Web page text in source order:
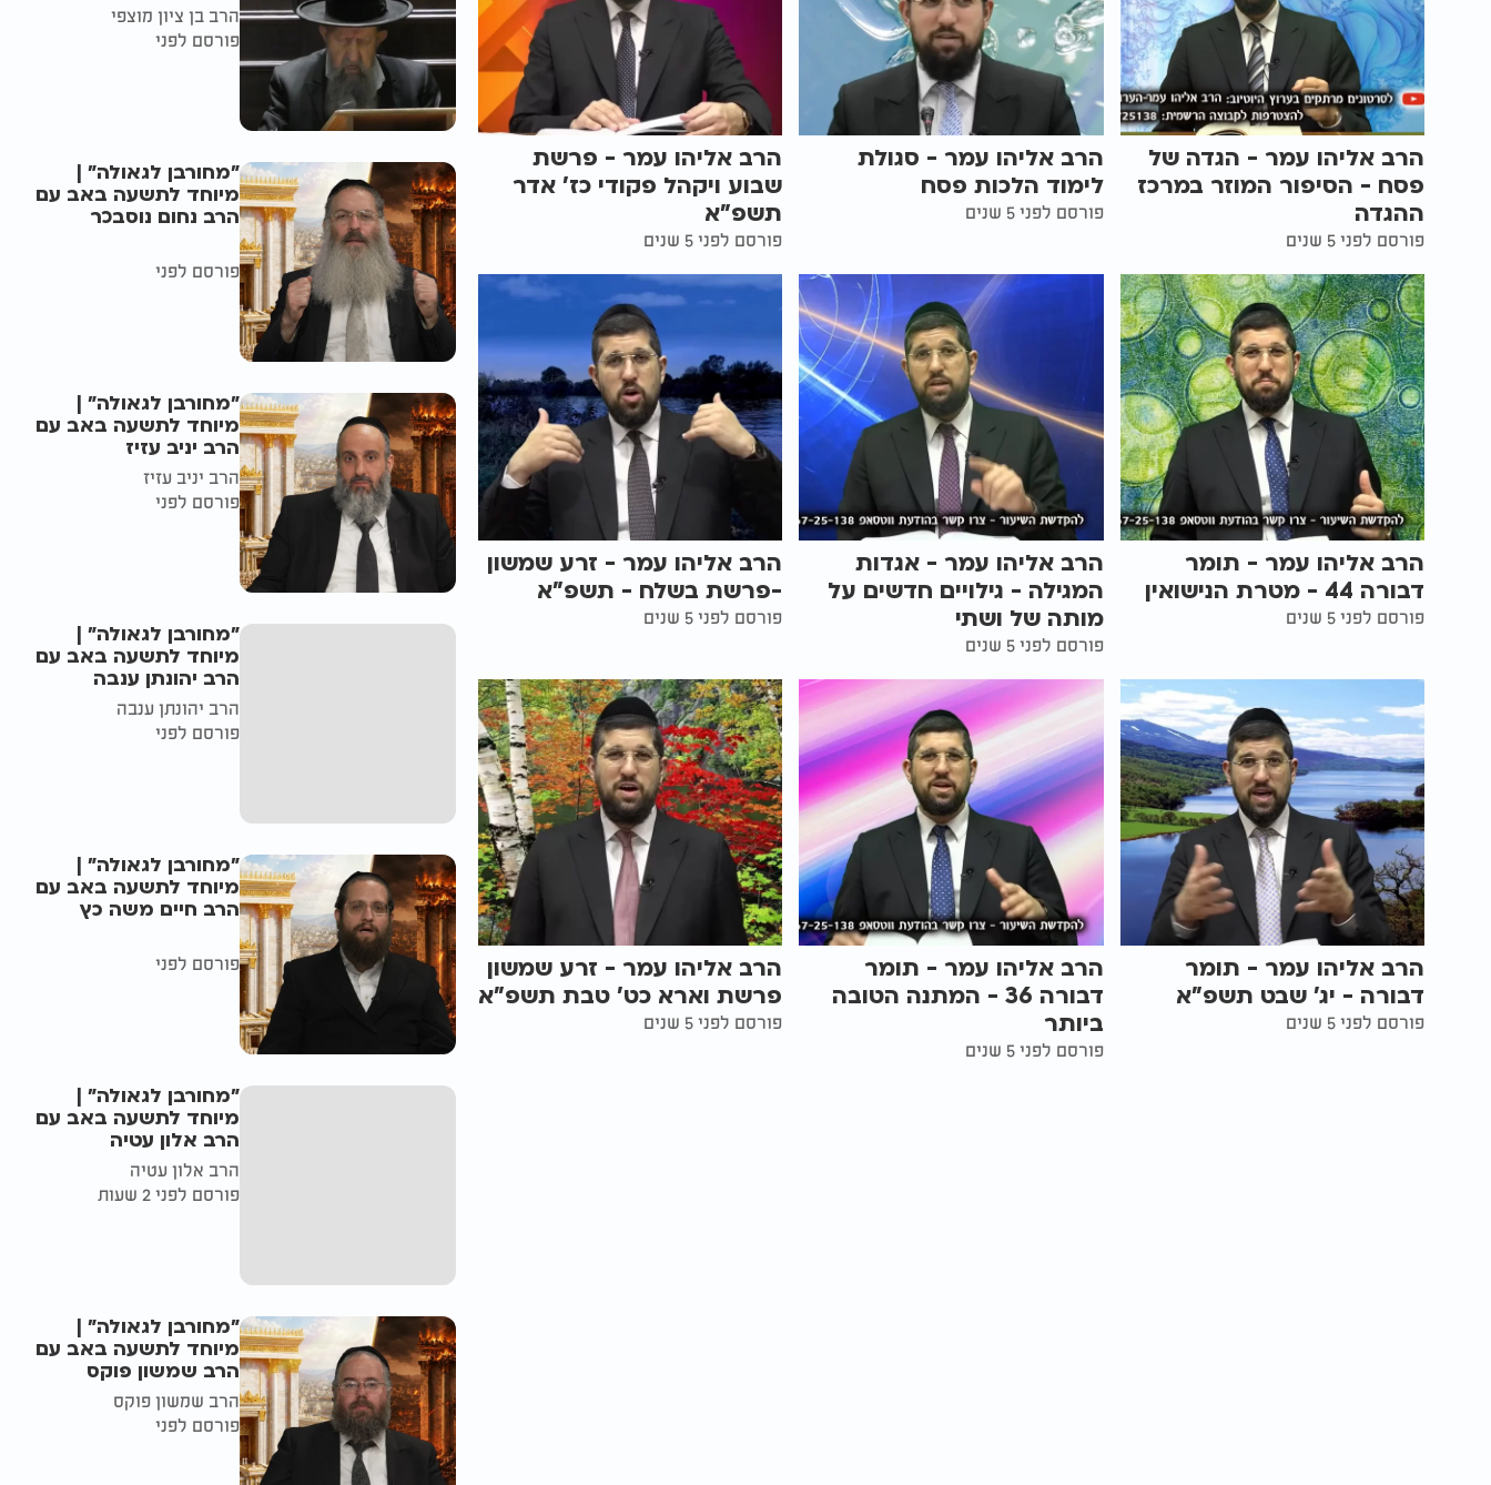
הרב אליהו עמר - הגדה של
פסח - הסיפור המוזר במרכז
ההגדה
פורסם לפני 5 שנים
הרב אליהו עמר - סגולת
לימוד הלכות פסח
פורסם לפני 5 שנים
הרב אליהו עמר - פרשת
שבוע ויקהל פקודי כז’ אדר
תשפ"א
פורסם לפני 5 שנים
הרב אליהו עמר - תומר
דבורה 44 - מטרת הנישואין
פורסם לפני 5 שנים
הרב אליהו עמר - אגדות
המגילה - גילויים חדשים על
מותה של ושתי
פורסם לפני 5 שנים
הרב אליהו עמר - זרע שמשון
-פרשת בשלח - תשפ"א
פורסם לפני 5 שנים
הרב אליהו עמר - תומר
דבורה - יג' שבט תשפ"א
פורסם לפני 5 שנים
הרב אליהו עמר - תומר
דבורה 36 - המתנה הטובה
ביותר
פורסם לפני 5 שנים
הרב אליהו עמר - זרע שמשון
פרשת וארא כט' טבת תשפ"א
פורסם לפני 5 שנים
הרב בן ציון מוצפי
פורסם לפני
"מחורבן לגאולה" |
מיוחד לתשעה באב עם
הרב נחום נוסבכר
פורסם לפני
"מחורבן לגאולה" |
מיוחד לתשעה באב עם
הרב יניב עזיז
הרב יניב עזיז
פורסם לפני
"מחורבן לגאולה" |
מיוחד לתשעה באב עם
הרב יהונתן ענבה
הרב יהונתן ענבה
פורסם לפני
"מחורבן לגאולה" |
מיוחד לתשעה באב עם
הרב חיים משה כץ
פורסם לפני
"מחורבן לגאולה" |
מיוחד לתשעה באב עם
הרב אלון עטיה
הרב אלון עטיה
פורסם לפני 2 שעות
"מחורבן לגאולה" |
מיוחד לתשעה באב עם
הרב שמשון פוקס
הרב שמשון פוקס
פורסם לפני